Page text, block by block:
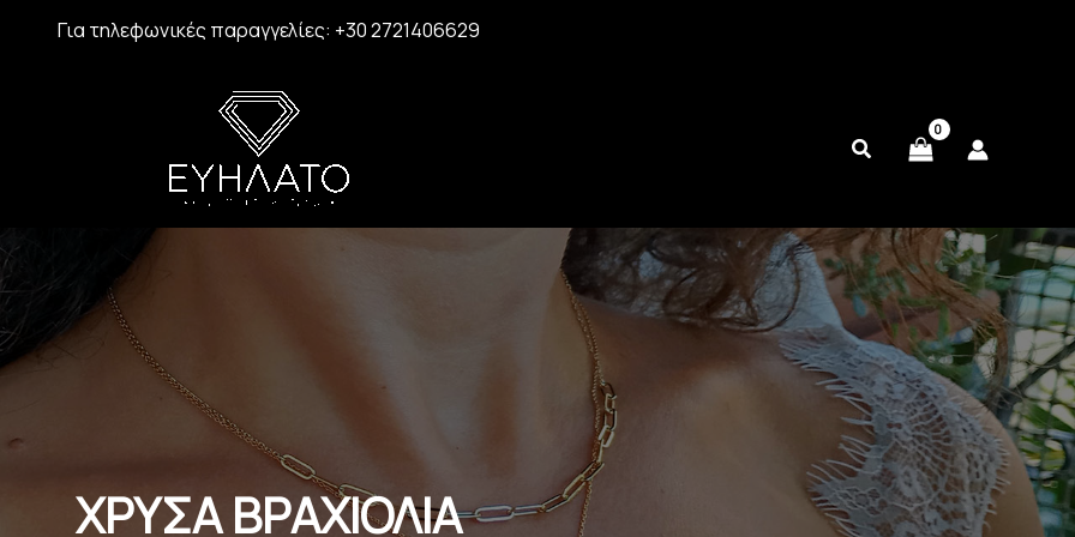
Για τηλεφωνικές παραγγελίες: +30 2721406629
ΧΡΥΣΑ ΒΡΑΧΙΟΛΙΑ